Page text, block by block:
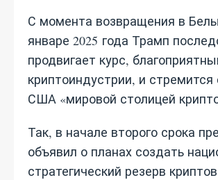
С момента возвращения в
январе 2025 года Трамп
продвигает курс,
криптоиндустрии, и стремится
США «мировой столицей
Так, в начале второго срока
объявил о планах создать
стратегический резерв